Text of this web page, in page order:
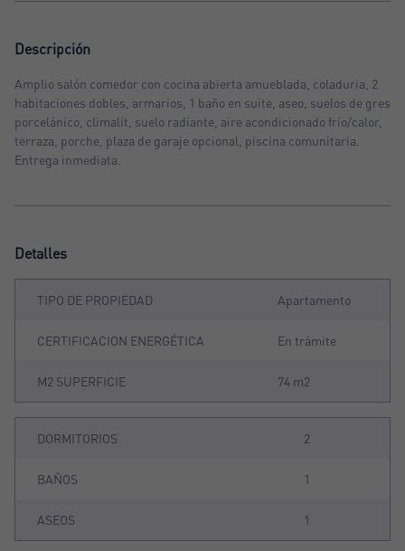
Descripción
Amplio salón comedor con cocina abierta amueblada, coladuria, 2
habitaciones dobles, armarios, 1 baño en suite, aseo, suelos de gres
porcelánico, climalit, suelo radiante, aire acondicionado frío/calor,
terraza, porche, plaza de garaje opcional, piscina comunitaria.
Entrega inmediata.
Detalles
TIPO DE PROPIEDAD Apartamento
CERTIFICACION ENERGÉTICA En trámite
M2 SUPERFICIE 74 m2
DORMITORIOS 2
BAÑOS 1
ASEOS 1